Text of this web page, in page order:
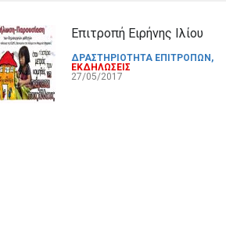
Eπιτροπή Ειρήνης Ιλίου
ΔΡΑΣΤΗΡΙΟΤΗΤΑ ΕΠΙΤΡΟΠΩΝ ,
ΕΚΔΗΛΩΣΕΙΣ
27/05/2017